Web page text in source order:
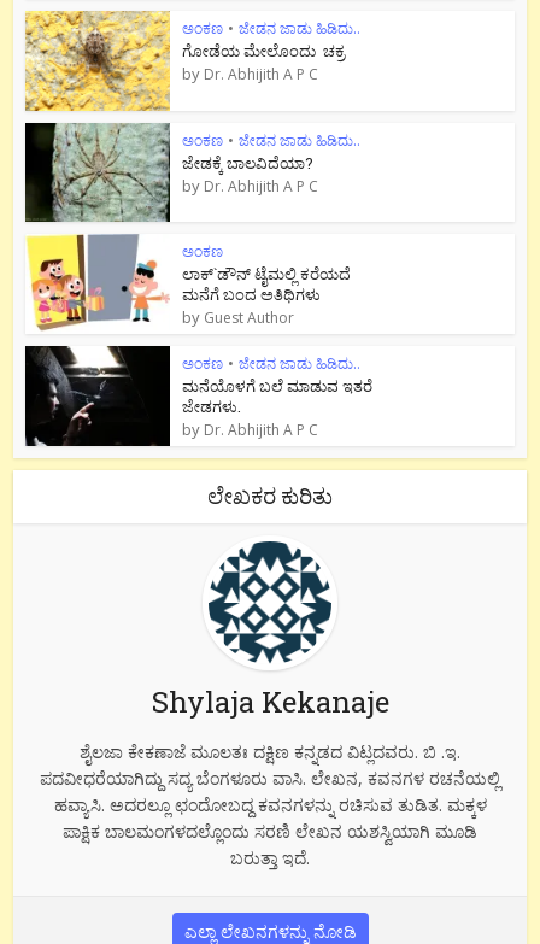
ಅಂಕಣ • ಜೇಡನ ಜಾಡು ಹಿಡಿದು..
ಗೋಡೆಯ ಮೇಲೊಂದು ಚಕ್ರ
by Dr. Abhijith A P C
ಅಂಕಣ • ಜೇಡನ ಜಾಡು ಹಿಡಿದು..
ಜೇಡಕ್ಕೆ ಬಾಲವಿದೆಯಾ?
by Dr. Abhijith A P C
ಅಂಕಣ
ಲಾಕ್`ಡೌನ್ ಟೈಮಲ್ಲಿ ಕರೆಯದೆ
ಮನೆಗೆ ಬಂದ ಅತಿಥಿಗಳು
by Guest Author
ಅಂಕಣ • ಜೇಡನ ಜಾಡು ಹಿಡಿದು..
ಮನೆಯೊಳಗೆ ಬಲೆ ಮಾಡುವ ಇತರೆ
ಜೇಡಗಳು.
by Dr. Abhijith A P C
ಲೇಖಕರ ಕುರಿತು
Shylaja Kekanaje
ಶೈಲಜಾ ಕೇಕಣಾಜೆ ಮೂಲತಃ ದಕ್ಷಿಣ ಕನ್ನಡದ ವಿಟ್ಲದವರು. ಬಿ .ಇ.
ಪದವೀಧರೆಯಾಗಿದ್ದು ಸದ್ಯ ಬೆಂಗಳೂರು ವಾಸಿ. ಲೇಖನ, ಕವನಗಳ ರಚನೆಯಲ್ಲಿ
ಹವ್ಯಾಸಿ. ಅದರಲ್ಲೂ ಛಂದೋಬದ್ದ ಕವನಗಳನ್ನು ರಚಿಸುವ ತುಡಿತ. ಮಕ್ಕಳ
ಪಾಕ್ಷಿಕ ಬಾಲಮಂಗಳದಲ್ಲೊಂದು ಸರಣಿ ಲೇಖನ ಯಶಸ್ವಿಯಾಗಿ ಮೂಡಿ
ಬರುತ್ತಾ ಇದೆ.
ಎಲ್ಲಾ ಲೇಖನಗಳನ್ನು ನೋಡಿ